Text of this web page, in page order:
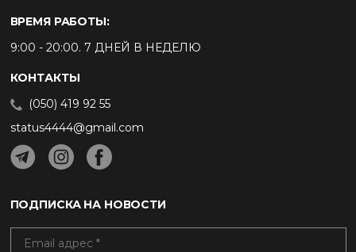
ВРЕМЯ РАБОТЫ:
9:00 - 20:00. 7 ДНЕЙ В НЕДЕЛЮ
КОНТАКТЫ
(050) 419 92 55
status4444@gmail.com
ПОДПИСКА НА НОВОСТИ